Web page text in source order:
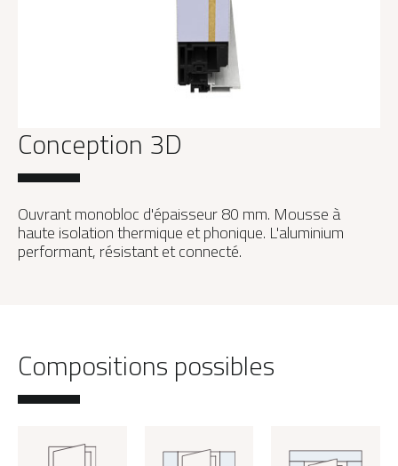
Conception 3D
Ouvrant monobloc d'épaisseur 80 mm. Mousse à
haute isolation thermique et phonique. L'aluminium
performant, résistant et connecté.
Compositions possibles